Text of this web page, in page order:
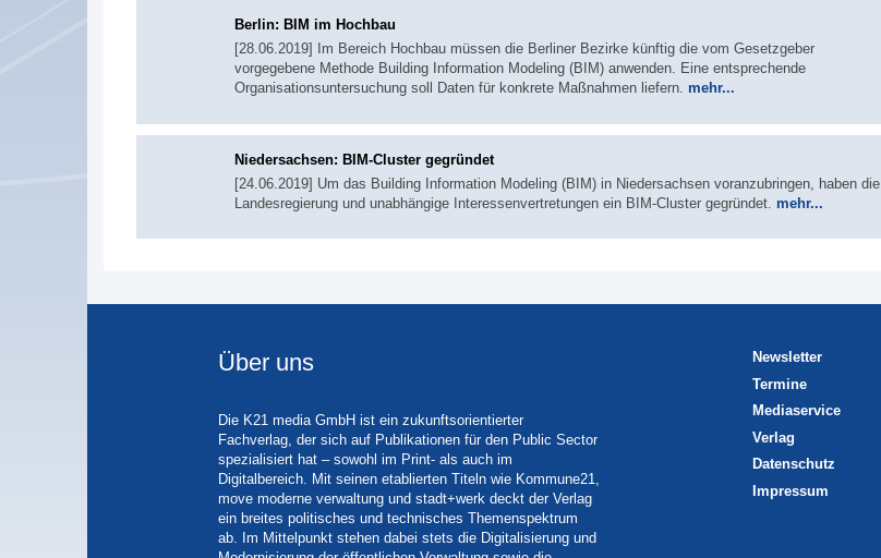
Berlin: BIM im Hochbau
[28.06.2019] Im Bereich Hochbau müssen die Berliner Bezirke künftig die vom Gesetzgeber
vorgegebene Methode Building Information Modeling (BIM) anwenden. Eine entsprechende
Organisationsuntersuchung soll Daten für konkrete Maßnahmen liefern. mehr...
Niedersachsen: BIM-Cluster gegründet
[24.06.2019] Um das Building Information Modeling (BIM) in Niedersachsen voranzubringen, haben die
Landesregierung und unabhängige Interessenvertretungen ein BIM-Cluster gegründet. mehr...
Über uns
Die K21 media GmbH ist ein zukunftsorientierter
Fachverlag, der sich auf Publikationen für den Public Sector
spezialisiert hat – sowohl im Print- als auch im
Digitalbereich. Mit seinen etablierten Titeln wie Kommune21,
move moderne verwaltung und stadt+werk deckt der Verlag
ein breites politisches und technisches Themenspektrum
ab. Im Mittelpunkt stehen dabei stets die Digitalisierung und
Newsletter
Termine
Mediaservice
Verlag
Datenschutz
Impressum